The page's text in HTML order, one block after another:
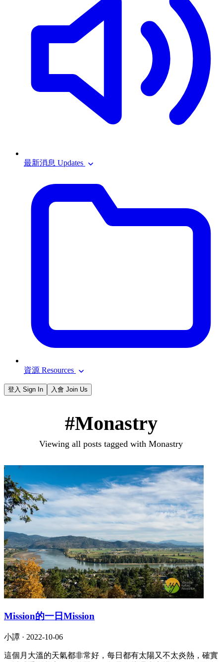
最新消息 Updates
資源 Resources
登入 Sign In 入會 Join Us
#Monastry
Viewing all posts tagged with Monastry
Mission的一日Mission
小譚 · 2022-10-06
這個月大溫的天氣都非常好，每日都有太陽又不太炎熱，確實